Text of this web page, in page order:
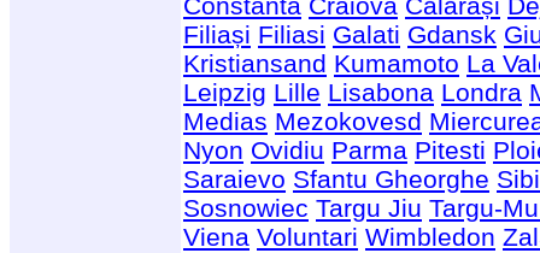
Constanta Craiova Călărași
Filiași Filiasi Galati Gdansk
Kristiansand Kumamoto La
Leipzig Lille Lisabona Londra
Medias Mezokovesd
Nyon Ovidiu Parma Pitesti
Saraievo Sfantu Gheorghe
Sosnowiec Targu Jiu Targu-
Viena Voluntari Wimbledon